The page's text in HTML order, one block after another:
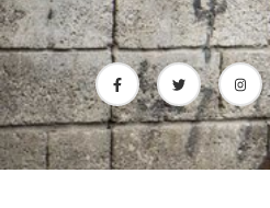
Skip
to
content